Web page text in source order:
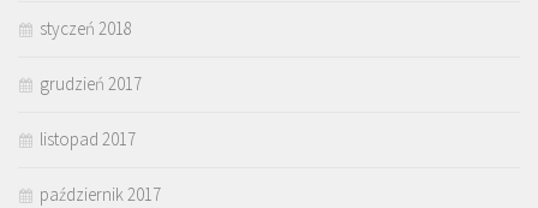
styczeń 2018
grudzień 2017
listopad 2017
październik 2017